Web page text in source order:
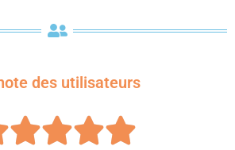
des utilisateurs
